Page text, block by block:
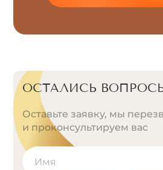
ОСТАЛИСЬ
Оставьте заявку, мы
и проконсультируем вас